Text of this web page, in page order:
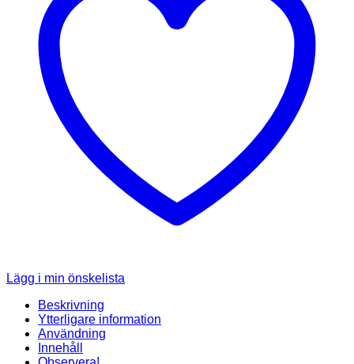
Lägg i min önskelista
Beskrivning
Ytterligare information
Användning
Innehåll